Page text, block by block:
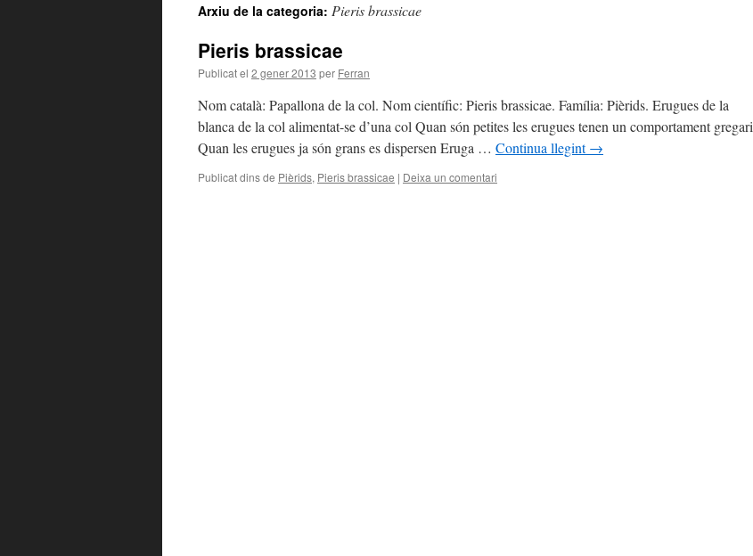
contingut
Arxiu de la categoria: Pieris brassicae
Pieris brassicae
Publicat el 2 gener 2013 per Ferran
Nom català: Papallona de la col. Nom científic: Pieris brassicae. Família: Pièrids. Erugues de la
blanca de la col alimentat-se d’una col Quan són petites les erugues tenen un comportament gregari
Quan les erugues ja són grans es dispersen Eruga … Continua llegint→
Publicat dins de Pièrids, Pieris brassicae | Deixa un comentari